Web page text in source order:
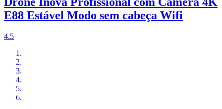
E88 Estável Modo sem cabeça Wifi
4.5